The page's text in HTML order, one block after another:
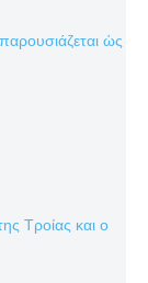
ὡς
Τροίας και ο